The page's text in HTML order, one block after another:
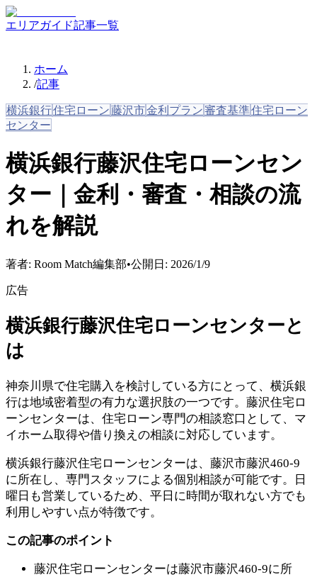
エリアガイド記事一覧
ホーム
/記事
横浜銀行住宅ローン藤沢市金利プラン審査基準住宅ローン
センター
横浜銀行藤沢住宅ローンセン
ター｜金利・審査・相談の流
れを解説
著者: Room Match編集部•公開日: 2026/1/9
広告
横浜銀行藤沢住宅ローンセンターと
は
神奈川県で住宅購入を検討している方にとって、横浜銀
行は地域密着型の有力な選択肢の一つです。藤沢住宅ロ
ーンセンターは、住宅ローン専門の相談窓口として、マ
イホーム取得や借り換えの相談に対応しています。
横浜銀行藤沢住宅ローンセンターは、藤沢市藤沢460-9
に所在し、専門スタッフによる個別相談が可能です。日
曜日も営業しているため、平日に時間が取れない方でも
利用しやすい点が特徴です。
この記事のポイント
藤沢住宅ローンセンターは藤沢市藤沢460-9に所